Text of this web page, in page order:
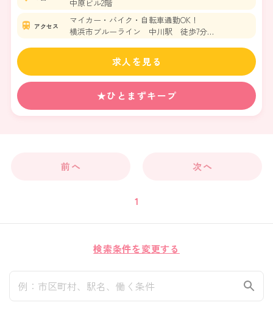
中原ビル2階
アクセス
マイカー・バイク・自転車通勤OK！
横浜市ブルーライン 中川駅 徒歩7分
★ひとまずキープ
求人を見る
前へ
1
次へ
検索条件を変更する